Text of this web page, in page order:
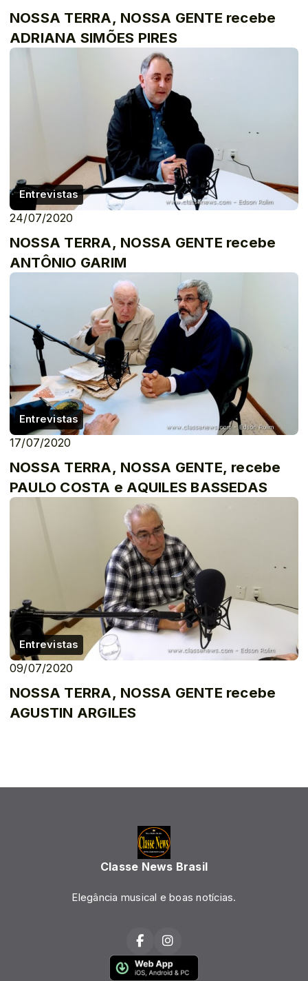
NOSSA TERRA, NOSSA GENTE recebe
ADRIANA SIMÕES PIRES
Entrevistas
24/07/2020
NOSSA TERRA, NOSSA GENTE recebe
ANTÔNIO GARIM
Entrevistas
17/07/2020
NOSSA TERRA, NOSSA GENTE, recebe
PAULO COSTA e AQUILES BASSEDAS
Entrevistas
09/07/2020
NOSSA TERRA, NOSSA GENTE recebe
AGUSTIN ARGILES
Classe News Brasil
Elegância musical e boas notícias.